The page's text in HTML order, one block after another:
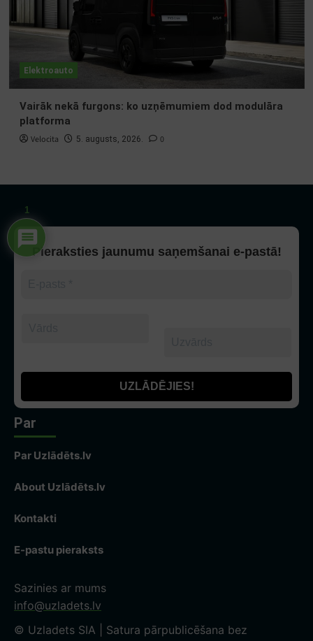
Elektroauto
Vairāk nekā furgons: ko uzņēmumiem dod modulāra
platforma
Velocita 5. augusts, 2026. 0
Pieraksties jaunumu saņemšanai e-pastā!
Par
Par Uzlādēts.lv
About Uzlādēts.lv
Kontakti
E-pastu pieraksts
Sazinies ar mums
info@uzladets.lv
© Uzladets SIA | Satura pārpublicēšana bez
1